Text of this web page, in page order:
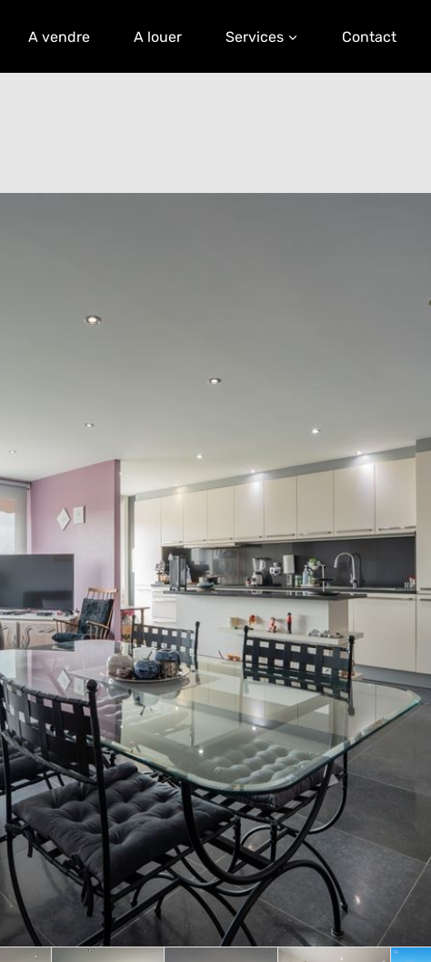
A vendre A louer Services Contact